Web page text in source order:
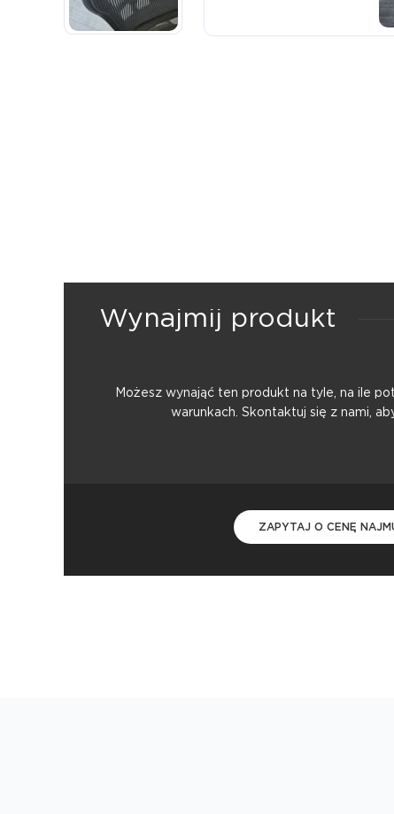
Wynajmij produkt
Możesz wynająć ten produkt na tyle, na ile
warunkach. Skontaktuj się z nami,
ZAPYTAJ O CENĘ